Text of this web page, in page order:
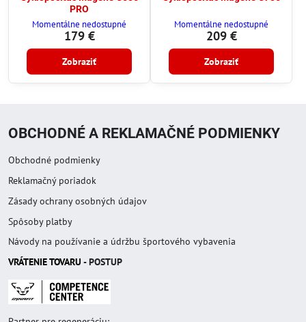
PRO
Momentálne nedostupné
179 €
Zobraziť
Momentálne nedostupné
209 €
Zobraziť
OBCHODNÉ A REKLAMAČNÉ PODMIENKY
Obchodné podmienky
Reklamačný poriadok
Zásady ochrany osobných údajov
Spôsoby platby
Návody na používanie a údržbu športového vybavenia
VRÁTENIE TOVARU - POSTUP